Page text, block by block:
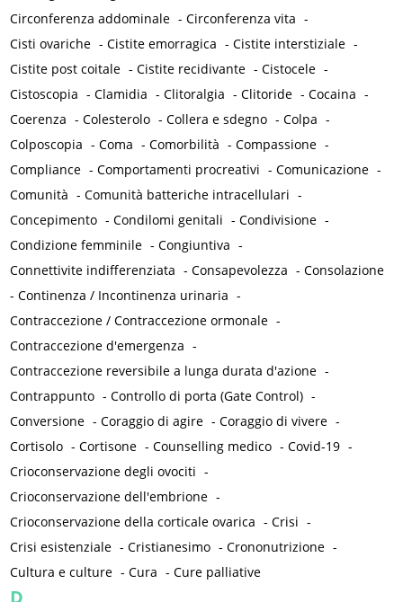
Circonferenza addominale -Circonferenza vita -
Cisti ovariche -Cistite emorragica -Cistite interstiziale -
Cistite post coitale -Cistite recidivante -Cistocele -
Cistoscopia -Clamidia -Clitoralgia -Clitoride -Cocaina -
Coerenza -Colesterolo -Collera e sdegno -Colpa -
Colposcopia -Coma -Comorbilità -Compassione -
Compliance -Comportamenti procreativi -Comunicazione -
Comunità -Comunità batteriche intracellulari -
Concepimento -Condilomi genitali -Condivisione -
Condizione femminile -Congiuntiva -
Connettivite indifferenziata -Consapevolezza -Consolazione
-Continenza / Incontinenza urinaria -
Contraccezione / Contraccezione ormonale -
Contraccezione d'emergenza -
Contraccezione reversibile a lunga durata d'azione -
Contrappunto -Controllo di porta (Gate Control) -
Conversione -Coraggio di agire -Coraggio di vivere -
Cortisolo -Cortisone -Counselling medico -Covid-19 -
Crioconservazione degli ovociti -
Crioconservazione dell'embrione -
Crioconservazione della corticale ovarica -Crisi -
Crisi esistenziale -Cristianesimo -Crononutrizione -
Cultura e culture -Cura -Cure palliative